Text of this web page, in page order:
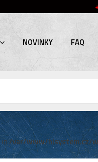
NOVINKY FAQ
in/var/www/hlsystem.cz/